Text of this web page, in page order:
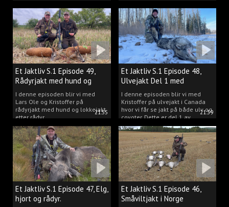
21:55
Et Jaktliv S.1 Episode 49,
Rådyrjakt med hund og
lokkejakt.
I denne episoden blir vi med
Lars Ole og Kristoffer på
rådyrjakt med hund og lokkejakt
etter rådyr.
21:39
Et Jaktliv S.1 Episode 48,
Ulvejakt Del 1 med
Kristoffer Clausen.
I denne episoden blir vi med
Kristoffer på ulvejakt i Canada
hvor vi får se jakt på både ulv og
coyoter. Dette er del 1 av
ulvejakten.
Et Jaktliv S.1 Episode 47, Elg,
hjort og rådyr.
Et Jaktliv S.1 Episode 46,
Småviltjakt i Norge